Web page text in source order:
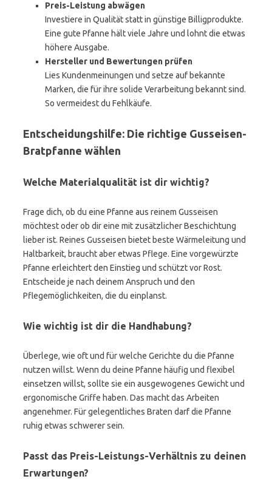
Preis-Leistung abwägen
Investiere in Qualität statt in günstige Billigprodukte.
Eine gute Pfanne hält viele Jahre und lohnt die etwas
höhere Ausgabe.
Hersteller und Bewertungen prüfen
Lies Kundenmeinungen und setze auf bekannte
Marken, die für ihre solide Verarbeitung bekannt sind.
So vermeidest du Fehlkäufe.
Entscheidungshilfe: Die richtige Gusseisen-
Bratpfanne wählen
Welche Materialqualität ist dir wichtig?
Frage dich, ob du eine Pfanne aus reinem Gusseisen
möchtest oder ob dir eine mit zusätzlicher Beschichtung
lieber ist. Reines Gusseisen bietet beste Wärmeleitung und
Haltbarkeit, braucht aber etwas Pflege. Eine vorgewürzte
Pfanne erleichtert den Einstieg und schützt vor Rost.
Entscheide je nach deinem Anspruch und den
Pflegemöglichkeiten, die du einplanst.
Wie wichtig ist dir die Handhabung?
Überlege, wie oft und für welche Gerichte du die Pfanne
nutzen willst. Wenn du deine Pfanne häufig und flexibel
einsetzen willst, sollte sie ein ausgewogenes Gewicht und
ergonomische Griffe haben. Das macht das Arbeiten
angenehmer. Für gelegentliches Braten darf die Pfanne
ruhig etwas schwerer sein.
Passt das Preis-Leistungs-Verhältnis zu deinen
Erwartungen?